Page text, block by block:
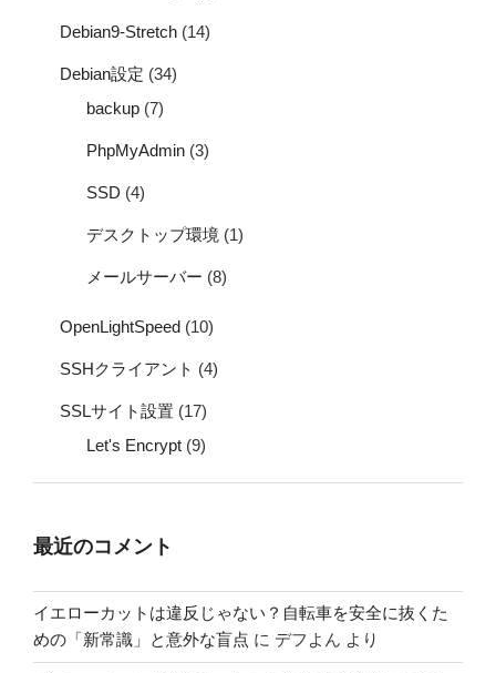
Debian9-Stretch (14)
Debian設定 (34)
backup (7)
PhpMyAdmin (3)
SSD (4)
デスクトップ環境 (1)
メールサーバー (8)
OpenLightSpeed (10)
SSHクライアント (4)
SSLサイト設置 (17)
Let's Encrypt (9)
最近のコメント
イエローカットは違反じゃない？自転車を安全に抜くた
めの「新常識」と意外な盲点 に デフよん より